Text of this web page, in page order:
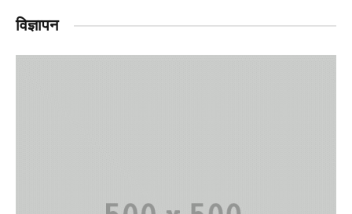
विज्ञापन